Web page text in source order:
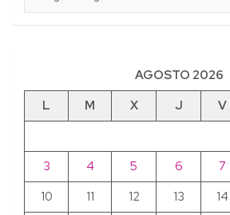
AGOSTO 2026
L
M X J V
3
4 5 6 7
10
11 12 13 14